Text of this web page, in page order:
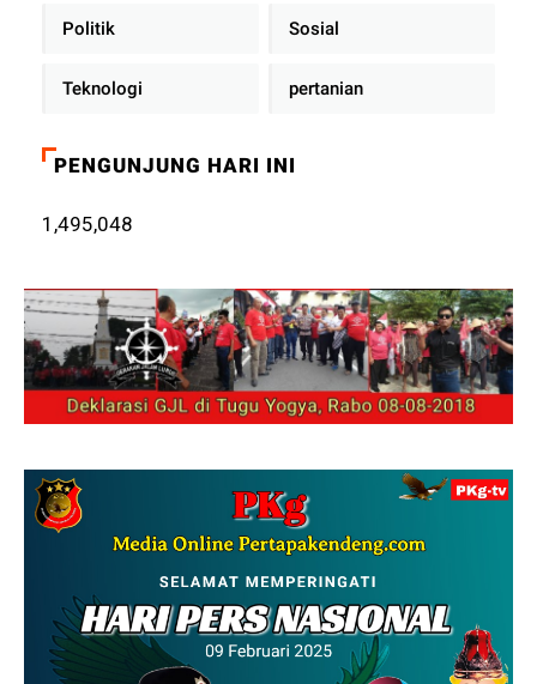
Politik Sosial
Teknologi pertanian
PENGUNJUNG HARI INI
1,495,048